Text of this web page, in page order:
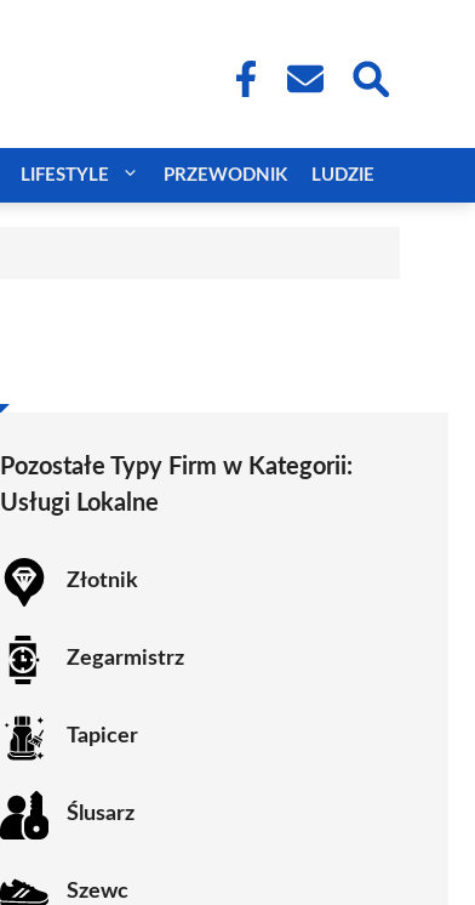
LIFESTYLE PRZEWODNIK LUDZIE
Pozostałe Typy Firm w Kategorii:
Usługi Lokalne
Złotnik
Zegarmistrz
Tapicer
Ślusarz
Szewc